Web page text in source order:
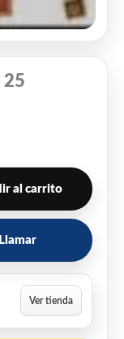
25
al carrito
Llamar